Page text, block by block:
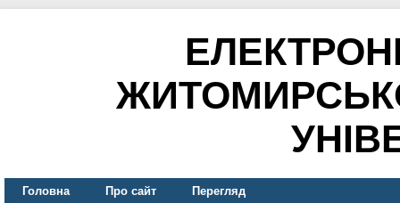
Головна Про сайт Перегляд